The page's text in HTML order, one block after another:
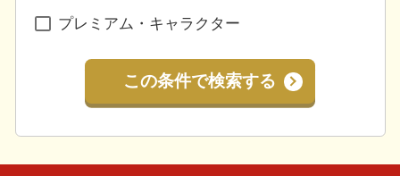
プレミアム・キャラクター
この条件で検索する